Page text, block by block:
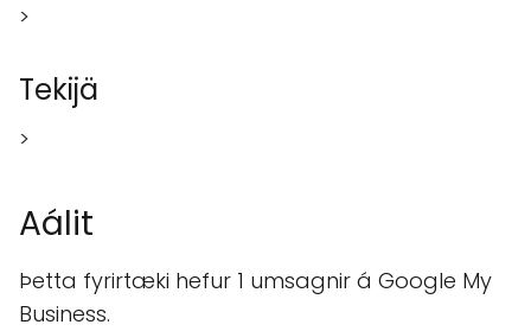
>
Tekijä
>
Aálit
Þetta fyrirtæki hefur 1 umsagnir á Google My
Business.